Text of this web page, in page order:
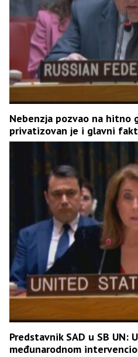
Nebenzja pozvao na hitno
privatizovan je i glavni
Predstavnik SAD u SB UN:
međunarodnom